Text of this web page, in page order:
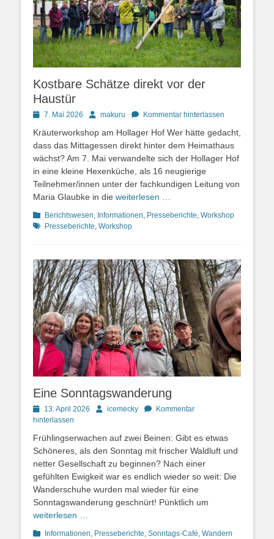
Kostbare Schätze direkt vor der
Haustür
Posted7. Mai 2026 Autormakuru Kommentar hinterlassen
Kräuterworkshop am Hollager Hof Wer hätte gedacht,
dass das Mittagessen direkt hinter dem Heimathaus
wächst? Am 7. Mai verwandelte sich der Hollager Hof
in eine kleine Hexenküche, als 16 neugierige
Teilnehmer/innen unter der fachkundigen Leitung von
Maria Glaubke in die weiterlesen …
Kategorien
Berichtswesen Informationen Presseberichte Workshop
Presseberichte Workshop
Eine Sonntagswanderung
Posted
on
13. April 2026 Autoricemecky
Kommentar
hinterlassen
Frühlingserwachen auf zwei Beinen: Gibt es etwas
Schöneres, als den Sonntag mit frischer Waldluft und
netter Gesellschaft zu beginnen? Nach einer
gefühlten Ewigkeit war es endlich wieder so weit: Die
Wanderschuhe wurden mal wieder für eine
Sonntagswanderung geschnürt! Pünktlich um
weiterlesen …
Kategorien
Informationen, Presseberichte, Sonntags-Café, Wandern